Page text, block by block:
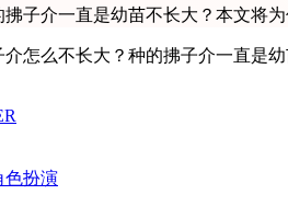
拂子介一直是幼苗不长大？本文将
介怎么不长大？种的拂子介一直是
色扮演